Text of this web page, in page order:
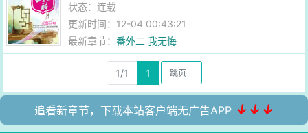
状态：连载
更新时间：12-04 00:43:21
最新章节：番外二 我无悔
1/1 1
追看新章节，下载本站客户端无广告APP ↓↓↓